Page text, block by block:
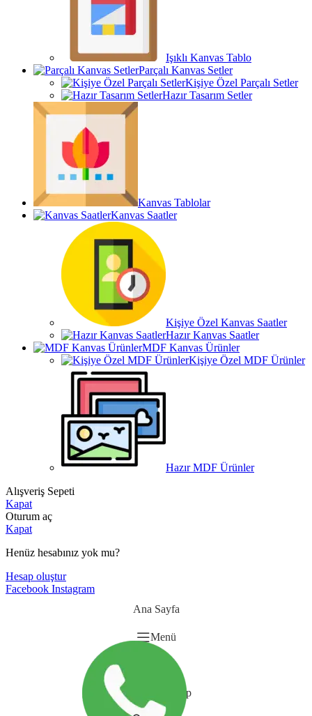
Işıklı Kanvas Tablo
Parçalı Kanvas Setler
Kişiye Özel Parçalı Setler
Hazır Tasarım Setler
Kanvas Tablolar
Kanvas Saatler
Kişiye Özel Kanvas Saatler
Hazır Kanvas Saatler
MDF Kanvas Ürünler
Kişiye Özel MDF Ürünler
Hazır MDF Ürünler
Alışveriş Sepeti
Kapat
Oturum aç
Kapat
Henüz hesabınız yok mu?
Hesap oluştur
Facebook Instagram
Ana Sayfa
Menü
Whatsapp